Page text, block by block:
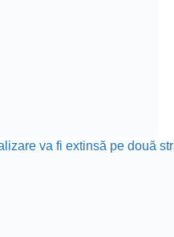
va fi extinsă pe două